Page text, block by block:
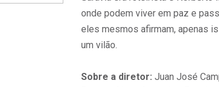
onde podem viver em paz e
eles mesmos afirmam, apenas
um vilão.
Sobre a diretor: Juan José